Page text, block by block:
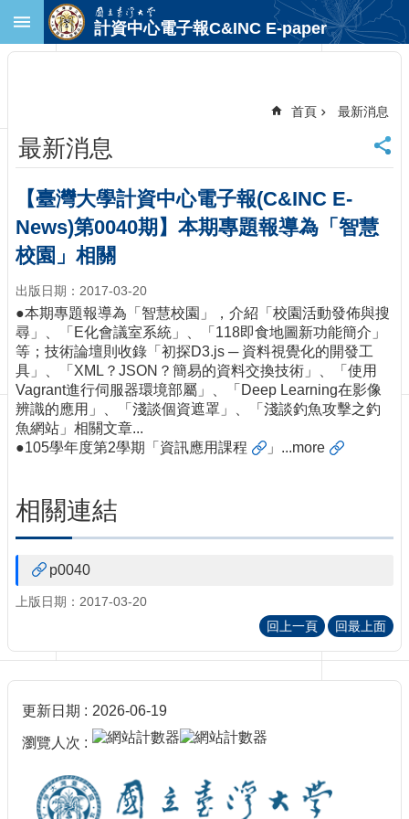
跳到主要內容區塊
首
頁
臺
大
首
頁
中
首
頁
聯
絡
資
訊
訂
閱/
消
網
站
導
覽
消
關
我
計資中心電子報C&INC E-paper
首頁 最新消息
最新消息
【臺灣大學計資中心電子報(C&INC E-
News)第0040期】本期專題報導為「智慧
校園」相關
出版日期：2017-03-20
●本期專題報導為「智慧校園」，介紹「校園活動發佈與搜
尋」、「E化會議室系統」、「118即食地圖新功能簡介」
等；技術論壇則收錄「初探D3.js ─ 資料視覺化的開發工
具」、「XML？JSON？簡易的資料交換技術」、「使用
Vagrant進行伺服器環境部屬」、「Deep Learning在影像
辨識的應用」、「淺談個資遮罩」、「淺談釣魚攻擊之釣
魚網站」相關文章...
●105學年度第2學期「 資訊應用課程 」...more
相關連結
p0040
上版日期：2017-03-20
回上一頁
回最上面
更新日期 2026-06-19
瀏覽人次